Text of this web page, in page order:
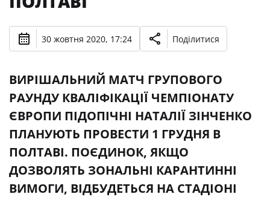
30 жовтня 2020, 17:24 Поділитися
ВИРІШАЛЬНИЙ МАТЧ ГРУПОВОГО
РАУНДУ КВАЛІФІКАЦІЇ ЧЕМПІОНАТУ
ЄВРОПИ ПІДОПІЧНІ НАТАЛІЇ ЗІНЧЕНКО
ПЛАНУЮТЬ ПРОВЕСТИ 1 ГРУДНЯ В
ПОЛТАВІ. ПОЄДИНОК, ЯКЩО
ДОЗВОЛЯТЬ ЗОНАЛЬНІ КАРАНТИННІ
ВИМОГИ, ВІДБУДЕТЬСЯ НА СТАДІОНІ